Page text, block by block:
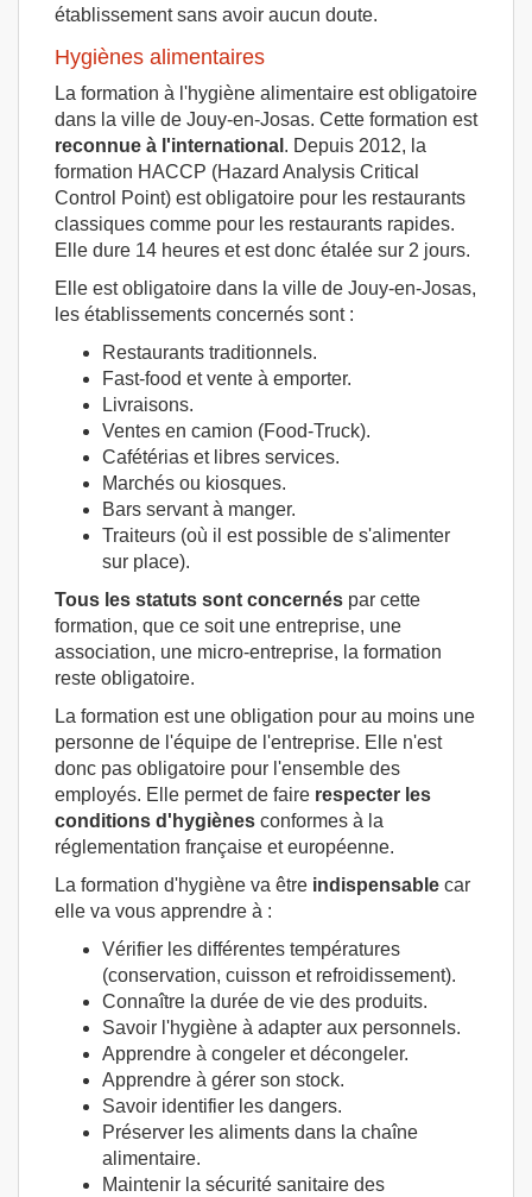
établissement sans avoir aucun doute.
Hygiènes alimentaires
La formation à l'hygiène alimentaire est obligatoire
dans la ville de Jouy-en-Josas. Cette formation est
reconnue à l'international . Depuis 2012, la
formation HACCP (Hazard Analysis Critical
Control Point) est obligatoire pour les restaurants
classiques comme pour les restaurants rapides.
Elle dure 14 heures et est donc étalée sur 2 jours.
Elle est obligatoire dans la ville de Jouy-en-Josas,
les établissements concernés sont :
Restaurants traditionnels.
Fast-food et vente à emporter.
Livraisons.
Ventes en camion (Food-Truck).
Cafétérias et libres services.
Marchés ou kiosques.
Bars servant à manger.
Traiteurs (où il est possible de s'alimenter
sur place).
Tous les statuts sont concernés par cette
formation, que ce soit une entreprise, une
association, une micro-entreprise, la formation
reste obligatoire.
La formation est une obligation pour au moins une
personne de l'équipe de l'entreprise. Elle n'est
donc pas obligatoire pour l'ensemble des
employés. Elle permet de faire respecter les
conditions d'hygiènes conformes à la
réglementation française et européenne.
La formation d'hygiène va être indispensable car
elle va vous apprendre à :
Vérifier les différentes températures
(conservation, cuisson et refroidissement).
Connaître la durée de vie des produits.
Savoir l'hygiène à adapter aux personnels.
Apprendre à congeler et décongeler.
Apprendre à gérer son stock.
Savoir identifier les dangers.
Préserver les aliments dans la chaîne
alimentaire.
Maintenir la sécurité sanitaire des